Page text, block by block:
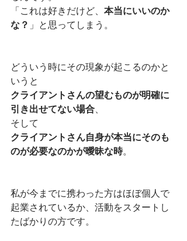
「これは好きだけど、 本当にいいのか
な？ 」と思ってしまう。
どういう時にその現象が起こるのかと
いうと
クライアントさんの望むものが明確に
引き出せてない場合、
そして
クライアントさん自身が本当にそのも
のが必要なのかが曖昧な時。
私が今までに携わった方はほぼ個人で
起業されているか、活動をスタートし
たばかりの方です。